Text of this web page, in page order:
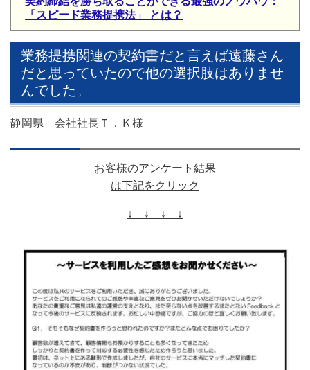
「スピード業務提携法」 とは？
業務提携関連の契約書だと言えば遠藤さん
だと思っていたので他の選択肢はありませ
んでした。
静岡県 会社社長Ｔ．Ｋ様
お客様のアンケート 結果
は下記をクリック
↓ ↓ ↓ ↓